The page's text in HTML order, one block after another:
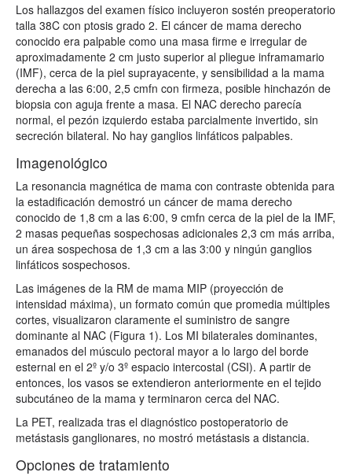
Los hallazgos del examen físico incluyeron sostén preoperatorio
talla 38C con ptosis grado 2. El cáncer de mama derecho
conocido era palpable como una masa firme e irregular de
aproximadamente 2 cm justo superior al pliegue inframamario
(IMF), cerca de la piel suprayacente, y sensibilidad a la mama
derecha a las 6:00, 2,5 cmfn con firmeza, posible hinchazón de
biopsia con aguja frente a masa. El NAC derecho parecía
normal, el pezón izquierdo estaba parcialmente invertido, sin
secreción bilateral. No hay ganglios linfáticos palpables.
Imagenológico
La resonancia magnética de mama con contraste obtenida para
la estadificación demostró un cáncer de mama derecho
conocido de 1,8 cm a las 6:00, 9 cmfn cerca de la piel de la IMF,
2 masas pequeñas sospechosas adicionales 2,3 cm más arriba,
un área sospechosa de 1,3 cm a las 3:00 y ningún ganglios
linfáticos sospechosos.
Las imágenes de la RM de mama MIP (proyección de
intensidad máxima), un formato común que promedia múltiples
cortes, visualizaron claramente el suministro de sangre
dominante al NAC (Figura 1). Los MI bilaterales dominantes,
emanados del músculo pectoral mayor a lo largo del borde
esternal en el 2º y/o 3º espacio intercostal (CSI). A partir de
entonces, los vasos se extendieron anteriormente en el tejido
subcutáneo de la mama y terminaron cerca del NAC.
La PET, realizada tras el diagnóstico postoperatorio de
metástasis ganglionares, no mostró metástasis a distancia.
Opciones de tratamiento